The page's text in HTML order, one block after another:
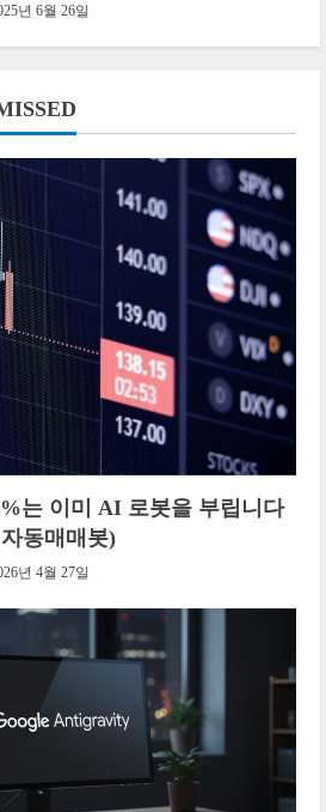
년 6월 26일
는 이미 AI 로봇을 부립니다
동매매봇)
년 4월 27일